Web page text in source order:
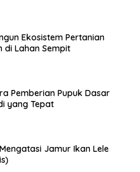
Ekosistem Pertanian
di Lahan Sempit
Pemberian Pupuk Dasar
yang Tepat
Jamur Ikan Lele